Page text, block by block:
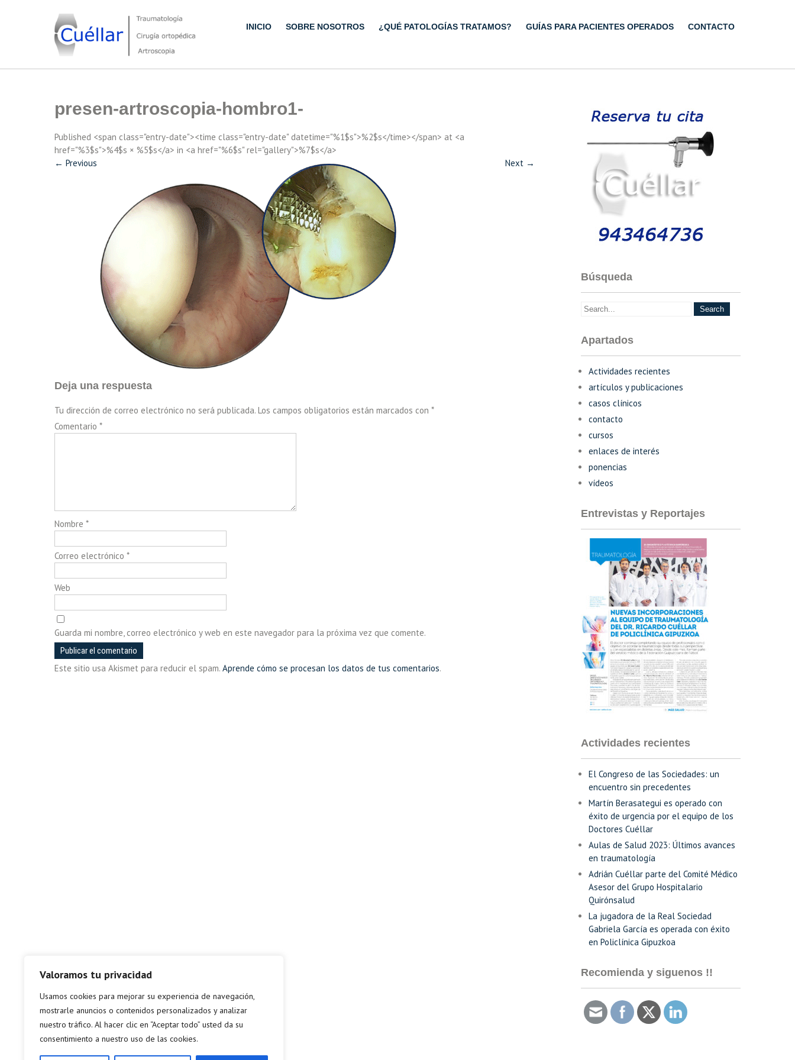
Valoramos tu privacidad
Usamos cookies para mejorar su experiencia de navegación,
mostrarle anuncios o contenidos personalizados y analizar
nuestro tráfico. Al hacer clic en “Aceptar todo” usted da su
consentimiento a nuestro uso de las cookies.
Traumatología, Cirugía ortopédica y Artroscopia
INICIO SOBRE NOSOTROS ¿QUÉ PATOLOGÍAS TRATAMOS? GUÍAS PARA PACIENTES OPERADOS CONTACTO
presen-artroscopia-hombro1-
Published <span class="entry-date"><time class="entry-date" datetime="%1$s">%2$s</time></span> at <a
href="%3$s">%4$s × %5$s</a> in <a href="%6$s" rel="gallery">%7$s</a>
← Previous Next →
Deja una respuesta
Tu dirección de correo electrónico no será publicada. Los campos obligatorios están marcados con *
Comentario *
Nombre *
Correo electrónico *
Web
Guarda mi nombre, correo electrónico y web en este navegador para la próxima vez que comente.
Este sitio usa Akismet para reducir el spam. Aprende cómo se procesan los datos de tus comentarios.
Búsqueda
Apartados
Actividades recientes
artículos y publicaciones
casos clínicos
contacto
cursos
enlaces de interés
ponencias
vídeos
Entrevistas y Reportajes
Actividades recientes
El Congreso de las Sociedades: un
encuentro sin precedentes
Martín Berasategui es operado con
éxito de urgencia por el equipo de los
Doctores Cuéllar
Aulas de Salud 2023: Últimos avances
en traumatología
Adrián Cuéllar parte del Comité Médico
Asesor del Grupo Hospitalario
Quirónsalud
La jugadora de la Real Sociedad
Gabriela García es operada con éxito
en Policlínica Gipuzkoa
Recomienda y siguenos !!